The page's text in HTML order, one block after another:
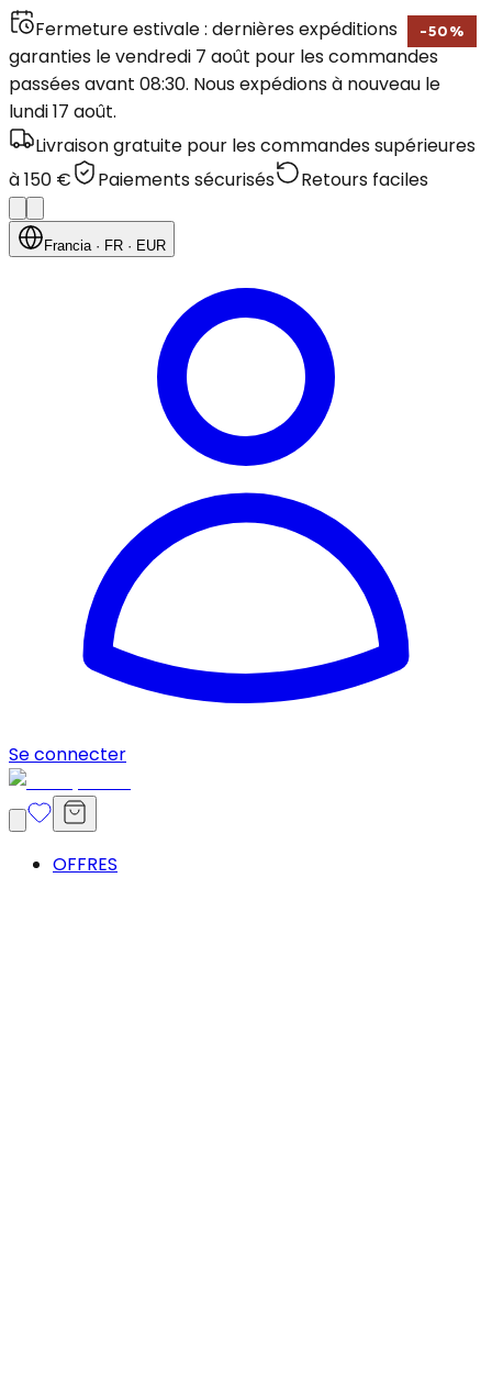
Fermeture estivale : dernières expéditions
garanties le vendredi 7 août pour les commandes
passées avant 08:30. Nous expédions à nouveau le
lundi 17 août.
Livraison gratuite pour les commandes supérieures
à 150 €
Paiements sécurisés Retours faciles
Francia· FR · EUR
Se connecter
OFFRES
-50 %